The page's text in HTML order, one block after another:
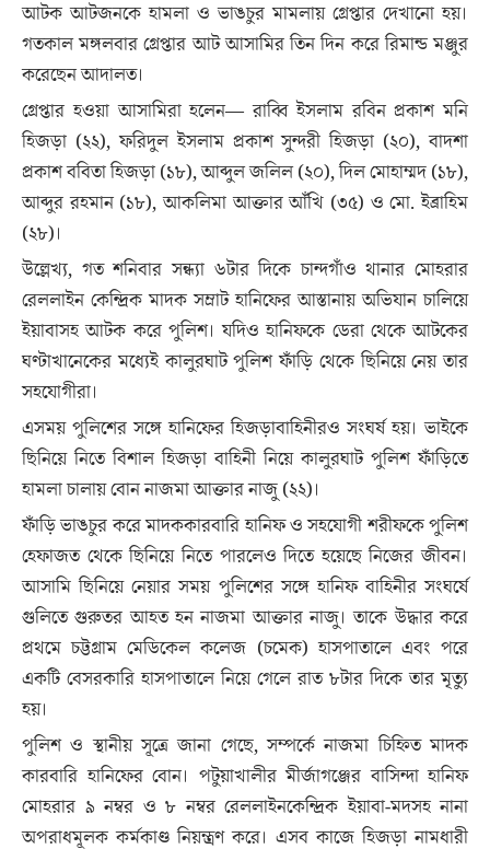
আটক আটজনকে হামলা ও ভাঙচুর মামলায় গ্রেপ্তার দেখানো হয়।
গতকাল মঙ্গলবার গ্রেপ্তার আট আসামির তিন দিন করে রিমান্ড মঞ্জুর
করেছেন আদালত।
গ্রেপ্তার হওয়া আসামিরা হলেন— রাব্বি ইসলাম রবিন প্রকাশ মনি
হিজড়া (২২), ফরিদুল ইসলাম প্রকাশ সুন্দরী হিজড়া (২০), বাদশা
প্রকাশ ববিতা হিজড়া (১৮), আব্দুল জলিল (২০), দিল মোহাম্মদ (১৮),
আব্দুর রহমান (১৮), আকলিমা আক্তার আঁখি (৩৫) ও মো. ইব্রাহিম
(২৮)।
উল্লেখ্য, গত শনিবার সন্ধ্যা ৬টার দিকে চান্দগাঁও থানার মোহরার
রেললাইন কেন্দ্রিক মাদক সম্রাট হানিফের আস্তানায় অভিযান চালিয়ে
ইয়াবাসহ আটক করে পুলিশ। যদিও হানিফকে ডেরা থেকে আটকের
ঘণ্টাখানেকের মধ্যেই কালুরঘাট পুলিশ ফাঁড়ি থেকে ছিনিয়ে নেয় তার
সহযোগীরা।
এসময় পুলিশের সঙ্গে হানিফের হিজড়াবাহিনীরও সংঘর্ষ হয়। ভাইকে
ছিনিয়ে নিতে বিশাল হিজড়া বাহিনী নিয়ে কালুরঘাট পুলিশ ফাঁড়িতে
হামলা চালায় বোন নাজমা আক্তার নাজু (২২)।
ফাঁড়ি ভাঙচুর করে মাদককারবারি হানিফ ও সহযোগী শরীফকে পুলিশ
হেফাজত থেকে ছিনিয়ে নিতে পারলেও দিতে হয়েছে নিজের জীবন।
আসামি ছিনিয়ে নেয়ার সময় পুলিশের সঙ্গে হানিফ বাহিনীর সংঘর্ষে
গুলিতে গুরুতর আহত হন নাজমা আক্তার নাজু। তাকে উদ্ধার করে
প্রথমে চট্টগ্রাম মেডিকেল কলেজ (চমেক) হাসপাতালে এবং পরে
একটি বেসরকারি হাসপাতালে নিয়ে গেলে রাত ৮টার দিকে তার মৃত্যু
হয়।
পুলিশ ও স্থানীয় সূত্রে জানা গেছে, সম্পর্কে নাজমা চিহ্নিত মাদক
কারবারি হানিফের বোন। পটুয়াখালীর মীর্জাগঞ্জের বাসিন্দা হানিফ
মোহরার ৯ নম্বর ও ৮ নম্বর রেললাইনকেন্দ্রিক ইয়াবা-মদসহ নানা
অপরাধমূলক কর্মকাণ্ড নিয়ন্ত্রণ করে। এসব কাজে হিজড়া নামধারী